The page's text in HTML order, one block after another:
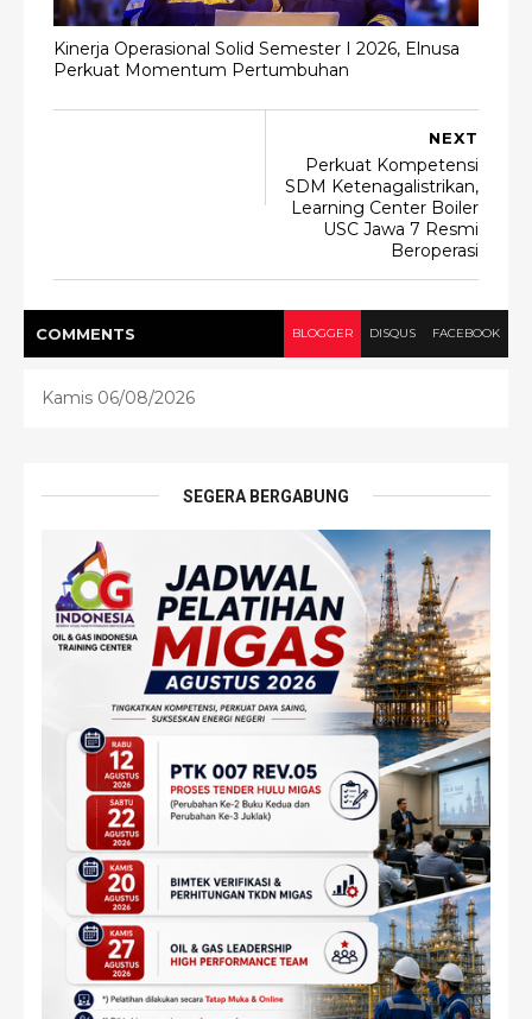
Kinerja Operasional Solid Semester I 2026, Elnusa
Perkuat Momentum Pertumbuhan
NEXT
Perkuat Kompetensi
SDM Ketenagalistrikan,
Learning Center Boiler
USC Jawa 7 Resmi
Beroperasi
COMMENTS BLOGGER DISQUS FACEBOOK
Kamis 06/08/2026
SEGERA BERGABUNG